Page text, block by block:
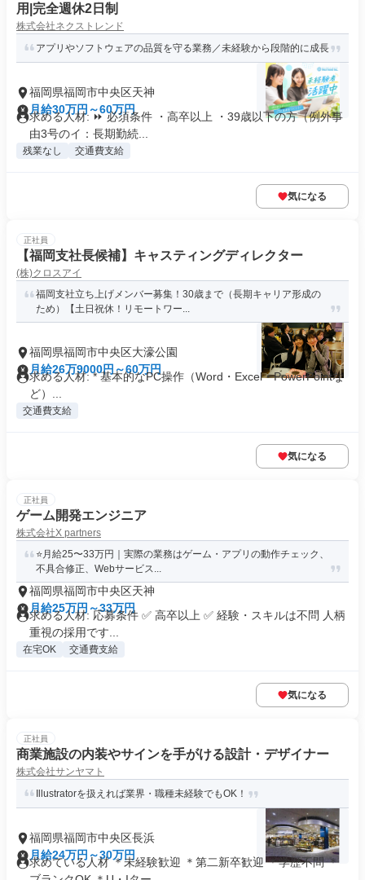
用|完全週休2日制
株式会社ネクストレンド
アプリやソフトウェアの品質を守る業務／未経験から段階的に成長
福岡県福岡市中央区天神
月給30万円～60万円
求める人材: ⏩ 必須条件 ・高卒以上 ・39歳以下の方（例外事
由3号のイ：長期勤続...
残業なし 交通費支給
気になる
正社員
【福岡支社長候補】キャスティングディレクター
(株)クロスアイ
福岡支社立ち上げメンバー募集！30歳まで（長期キャリア形成の
ため）【土日祝休！リモートワー...
福岡県福岡市中央区大濠公園
月給26万9000円～60万円
求める人材: * 基本的なPC操作（Word・Excel・PowerPointな
ど）...
交通費支給
気になる
正社員
ゲーム開発エンジニア
株式会社X partners
⭐月給25〜33万円｜実際の業務はゲーム・アプリの動作チェック、
不具合修正、Webサービス...
福岡県福岡市中央区天神
月給25万円～33万円
求める人材: 応募条件 ✅ 高卒以上 ✅ 経験・スキルは不問 人柄
重視の採用です...
在宅OK 交通費支給
気になる
正社員
商業施設の内装やサインを手がける設計・デザイナー
株式会社サンヤマト
Illustratorを扱えれば業界・職種未経験でもOK！
福岡県福岡市中央区長浜
月給24万円～30万円
求めている人材 ＊未経験歓迎 ＊第二新卒歓迎 ＊学歴不問 ＊